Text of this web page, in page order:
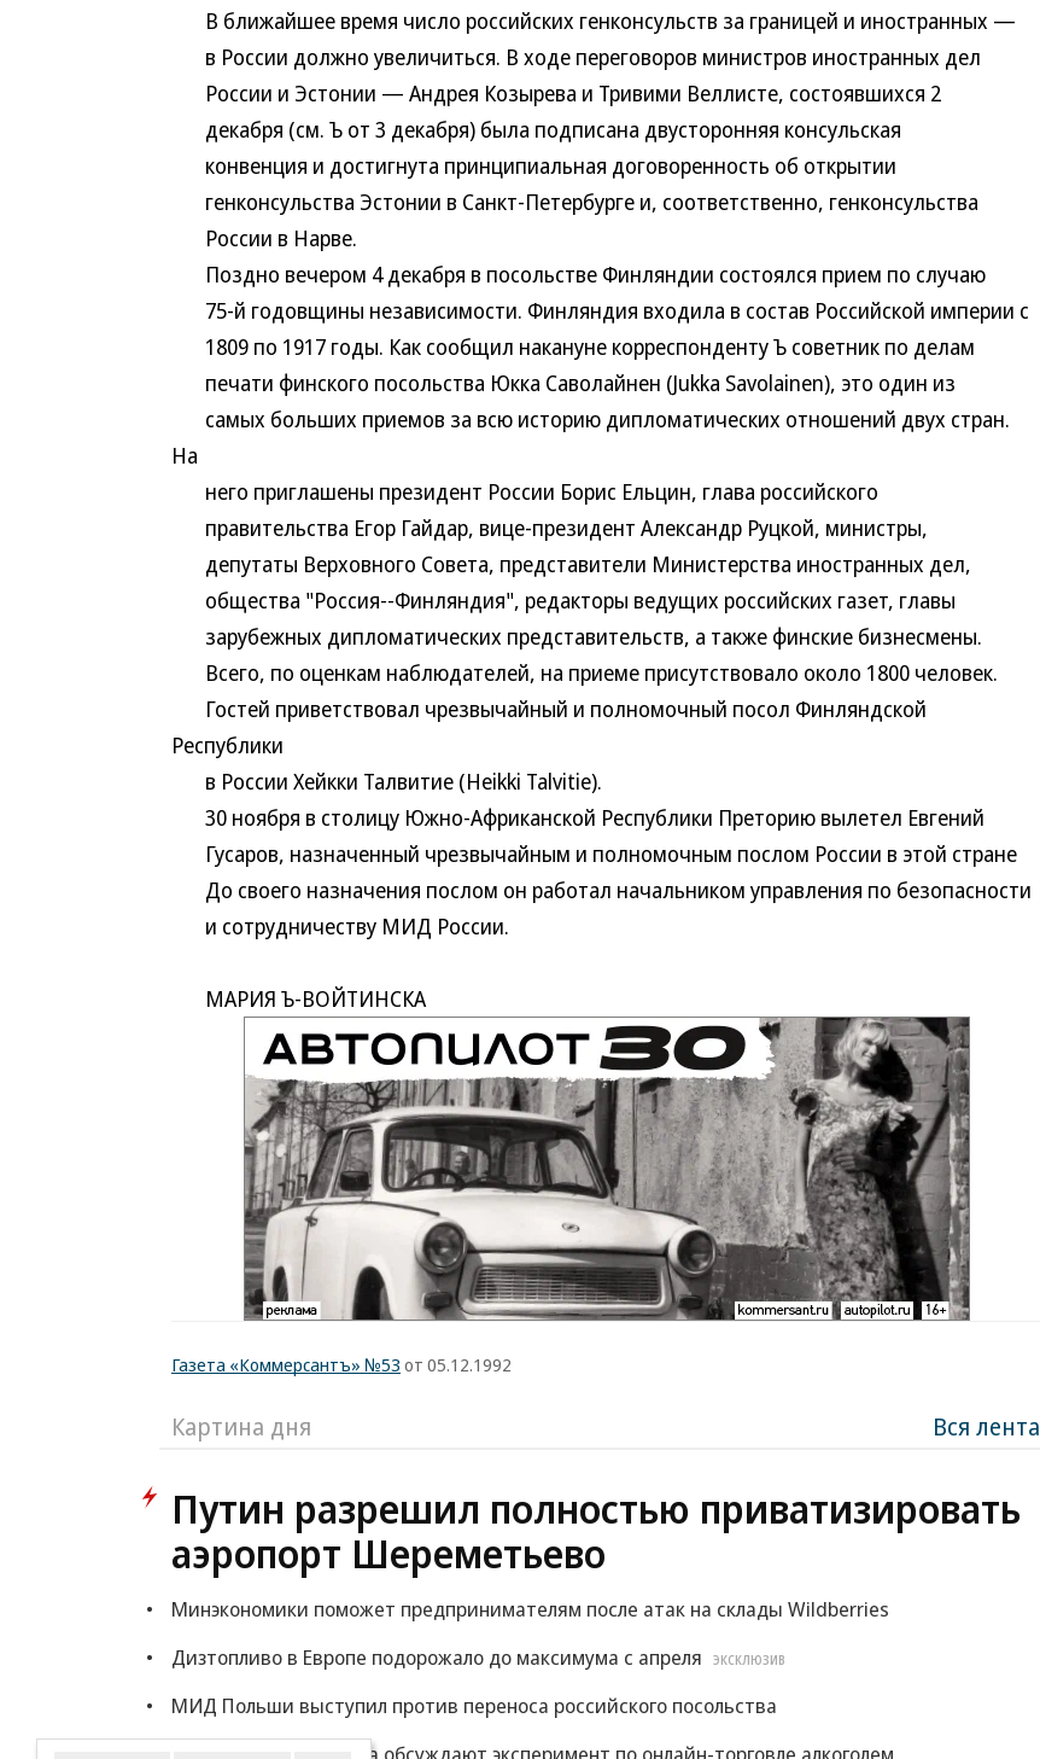
В ближайшее время число российских генконсульств за границей и иностранных —
в России должно увеличиться. В ходе переговоров министров иностранных дел
России и Эстонии — Андрея Козырева и Тривими Веллисте, состоявшихся 2
декабря (см. Ъ от 3 декабря) была подписана двусторонняя консульская
конвенция и достигнута принципиальная договоренность об открытии
генконсульства Эстонии в Санкт-Петербурге и, соответственно, генконсульства
России в Нарве.
Поздно вечером 4 декабря в посольстве Финляндии состоялся прием по случаю
75-й годовщины независимости. Финляндия входила в состав Российской империи с
1809 по 1917 годы. Как сообщил накануне корреспонденту Ъ советник по делам
печати финского посольства Юкка Саволайнен (Jukka Savolainen), это один из
самых больших приемов за всю историю дипломатических отношений двух стран.
На
него приглашены президент России Борис Ельцин, глава российского
правительства Егор Гайдар, вице-президент Александр Руцкой, министры,
депутаты Верховного Совета, представители Министерства иностранных дел,
общества "Россия--Финляндия", редакторы ведущих российских газет, главы
зарубежных дипломатических представительств, а также финские бизнесмены.
Всего, по оценкам наблюдателей, на приеме присутствовало около 1800 человек.
Гостей приветствовал чрезвычайный и полномочный посол Финляндской
Республики
в России Хейкки Талвитие (Heikki Talvitie).
30 ноября в столицу Южно-Африканской Республики Преторию вылетел Евгений
Гусаров, назначенный чрезвычайным и полномочным послом России в этой стране
До своего назначения послом он работал начальником управления по безопасности
и сотрудничеству МИД России.
МАРИЯ Ъ-ВОЙТИНСКА
Газета «Коммерсантъ» №53 от 05.12.1992
Картина дня Вся лента
Путин разрешил полностью приватизировать
аэропорт Шереметьево
Минэкономики поможет предпринимателям после атак на склады Wildberries
Дизтопливо в Европе подорожало до максимума с апреля
ЭКСКЛЮЗИВ
МИД Польши выступил против переноса российского посольства